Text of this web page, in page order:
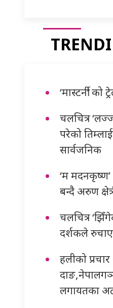
‘मास्टर्नी’
चलचित्र
परेको
सार्वजनिक
‘म
बन्दै अरुण
चलचित्र
दर्शकले रुचाए
हलीको
लगायतका